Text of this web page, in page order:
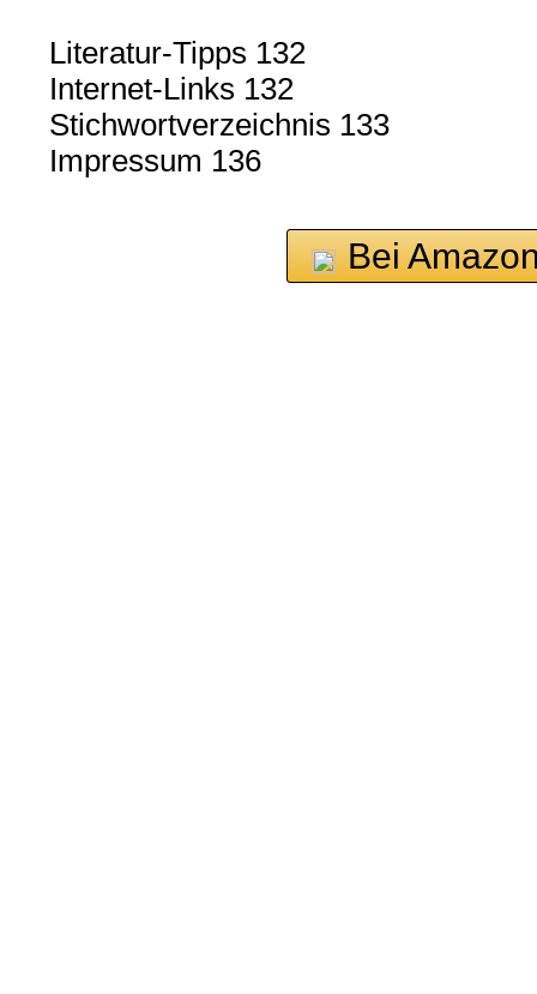
Literatur-Tipps 132
Internet-Links 132
Stichwortverzeichnis 133
Impressum 136
Bei